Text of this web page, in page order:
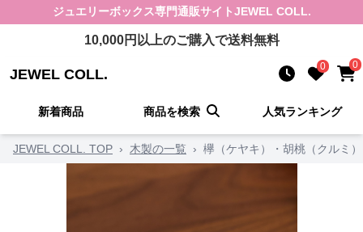
ジュエリーボックス専門通販サイトJEWEL COLL.
10,000円以上のご購入で送料無料
JEWEL COLL. 0 0
新着商品 商品を検索 人気ランキング
JEWEL COLL. TOP › 木製の一覧 › 欅（ケヤキ）・胡桃（クルミ